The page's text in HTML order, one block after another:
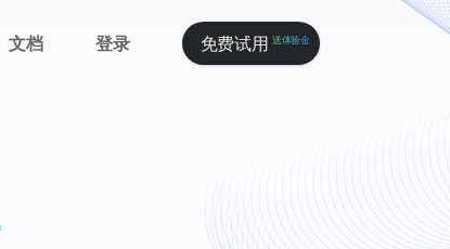
文档 登录 免费试用 送体验金